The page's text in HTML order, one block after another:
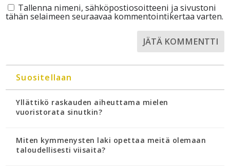
Tallenna nimeni, sähköpostiosoitteeni ja sivustoni
tähän selaimeen seuraavaa kommentointikertaa varten.
Suositellaan
Yllättikö raskauden aiheuttama mielen
vuoristorata sinutkin?
Miten kymmenysten laki opettaa meitä olemaan
taloudellisesti viisaita?